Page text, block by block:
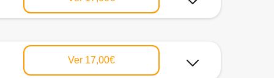
Ver 17,00€